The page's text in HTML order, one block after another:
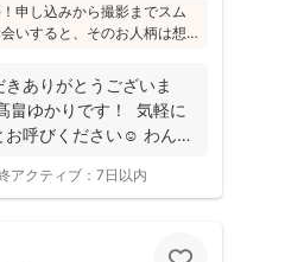
申し込みから撮影までスム
いすると、そのお人柄は想
され、ウェディング業界経
まで安心してお写りいただ
ありがとうございま
畠ゆかりです！ 気軽に
お呼びください☺︎ わんぱ
アクティブ： 7日以内